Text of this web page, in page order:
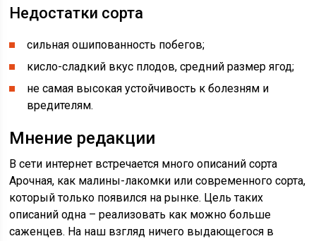
Недостатки сорта
сильная ошипованность побегов;
кисло-сладкий вкус плодов, средний размер ягод;
не самая высокая устойчивость к болезням и
вредителям.
Мнение редакции
В сети интернет встречается много описаний сорта
Арочная, как малины-лакомки или современного сорта,
который только появился на рынке. Цель таких
описаний одна – реализовать как можно больше
саженцев. На наш взгляд ничего выдающегося в